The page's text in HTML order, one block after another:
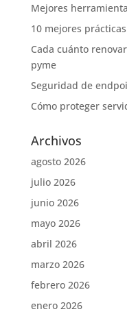
Mejores
10 mejores
Cada cuánto
pyme
Seguridad de
Cómo proteger
Archivos
agosto 2026
julio 2026
junio 2026
mayo 2026
abril 2026
marzo 2026
febrero 2026
enero 2026